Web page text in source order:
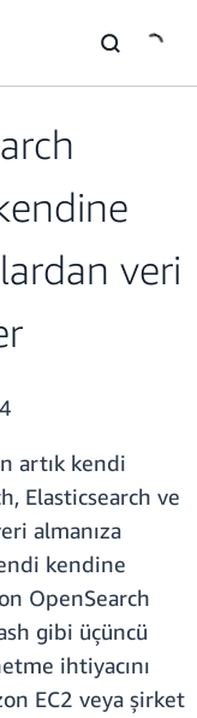
veri
artık kendi
Elasticsearch ve
almanıza
kendine
OpenSearch
gibi üçüncü
ihtiyacını
EC2 veya şirket